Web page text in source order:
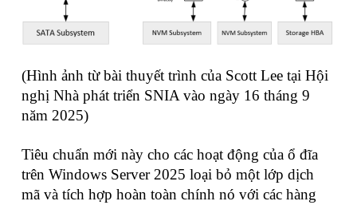
(Hình ảnh từ bài thuyết trình của Scott Lee tại Hội
nghị Nhà phát triển SNIA vào ngày 16 tháng 9
năm 2025)
Tiêu chuẩn mới này cho các hoạt động của ổ đĩa
trên Windows Server 2025 loại bỏ một lớp dịch
mã và tích hợp hoàn toàn chính nó với các hàng